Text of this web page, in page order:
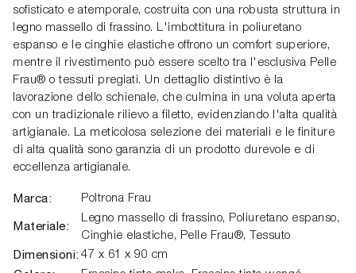
sofisticato e atemporale, costruita con una robusta struttura in
legno massello di frassino. L'imbottitura in poliuretano
espanso e le cinghie elastiche offrono un comfort superiore,
mentre il rivestimento può essere scelto tra l'esclusiva Pelle
Frau® o tessuti pregiati. Un dettaglio distintivo è la
lavorazione dello schienale, che culmina in una voluta aperta
con un tradizionale rilievo a filetto, evidenziando l'alta qualità
artigianale. La meticolosa selezione dei materiali e le finiture
di alta qualità sono garanzia di un prodotto durevole e di
eccellenza artigianale.
Marca: Poltrona Frau
Materiale:
Legno massello di frassino, Poliuretano espanso,
Cinghie elastiche, Pelle Frau®, Tessuto
Dimensioni: 47 x 61 x 90 cm